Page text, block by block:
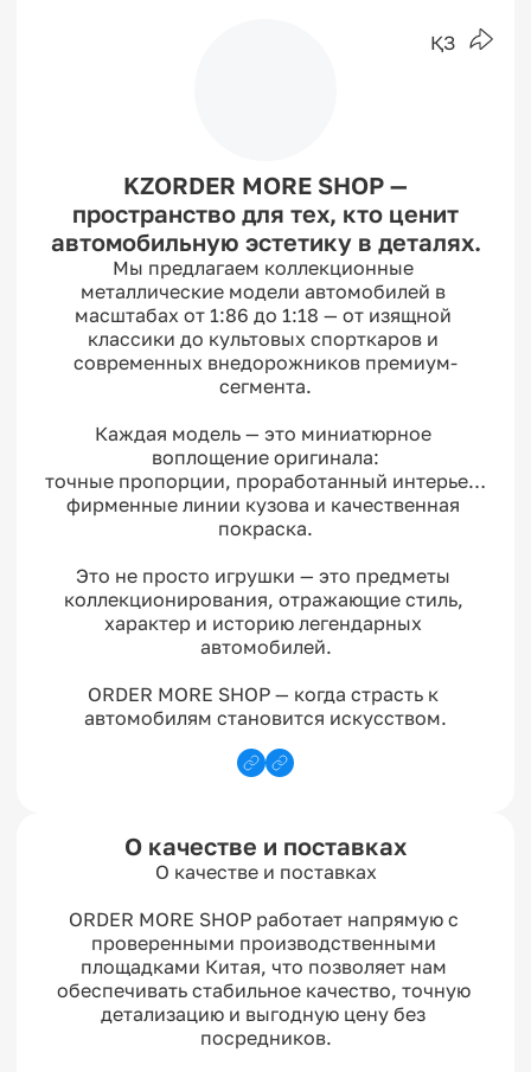
ҚЗ
KZORDER MORE SHOP —
пространство для тех, кто ценит
автомобильную эстетику в деталях.
Мы предлагаем коллекционные
металлические модели автомобилей в
масштабах от 1:86 до 1:18 — от изящной
классики до культовых спорткаров и
современных внедорожников премиум-
сегмента.
Каждая модель — это миниатюрное
воплощение оригинала:
точные пропорции, проработанный интерьер,
фирменные линии кузова и качественная
покраска.
Это не просто игрушки — это предметы
коллекционирования, отражающие стиль,
характер и историю легендарных
автомобилей.
ORDER MORE SHOP — когда страсть к
автомобилям становится искусством.
О качестве и поставках
О качестве и поставках
ORDER MORE SHOP работает напрямую с
проверенными производственными
площадками Китая, что позволяет нам
обеспечивать стабильное качество, точную
детализацию и выгодную цену без
посредников.